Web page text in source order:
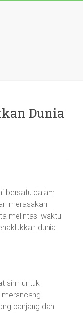
Dunia
bersatu dalam
merasakan
melintasi waktu,
dunia
sihir untuk
merancang
panjang dan